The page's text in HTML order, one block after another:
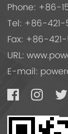
Phone: +86-
Tel: +86-421-
Fax: +86-
URL:
E-mail: